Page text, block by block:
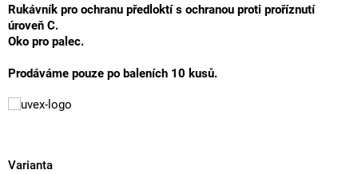
Rukávník pro ochranu předloktí s ochranou proti proříznutí
úroveň C.
Oko pro palec.
Prodáváme pouze po baleních 10 kusů.
Varianta